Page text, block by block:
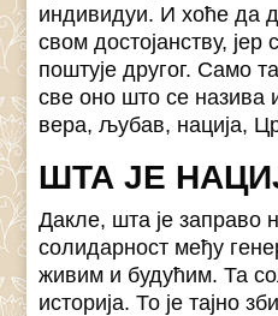
индивидуи. И хоће да
свом достојанству,
поштује другог. Само
све оно што се назива
вера, љубав, нација,
ШТА ЈЕ
Дакле, шта је заправо
солидарност међу
живим и будућим. Та
историја. То је тајно